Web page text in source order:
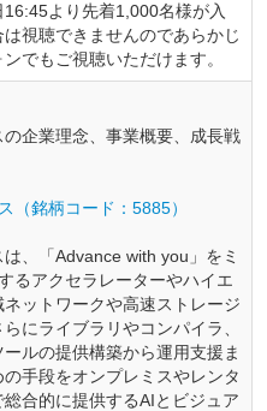
より先着1,000名様が入
視聴できませんのであらかじ
でもご視聴いただけます。
企業理念、事業概要、成長戦
（銘柄コード：5885）
、「Advance with you」をミ
るアクセラレーターやハイエ
ットワークや高速ストレージ
にライブラリやコンパイラ、
ルの提供構築から運用支援ま
手段をオンプレミスやレンタ
合的に提供するAIとビジュア